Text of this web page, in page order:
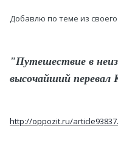
Добавлю по теме из
"Путешествие в
высочайший перевал
http://oppozit.ru/